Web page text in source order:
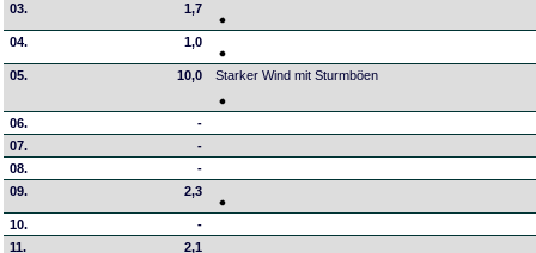
03. 1,7
04. 1,0
05. 10,0 Starker Wind mit Sturmböen
06.
-
07.
-
08.
-
09.
2,3
10.
-
11.
2,1